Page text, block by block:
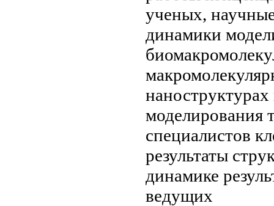
ученых,
динамики
наноструктурах
моделирования
специалистов
результаты
динамике
ведущих